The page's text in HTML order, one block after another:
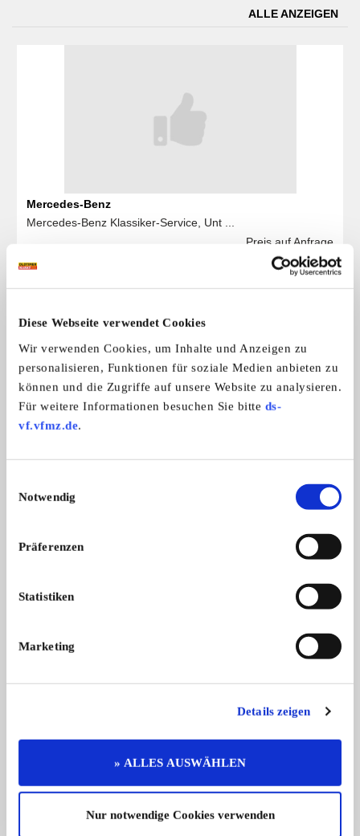
Diese Webseite verwendet Cookies
Wir verwenden Cookies, um Inhalte und Anzeigen zu
personalisieren, Funktionen für soziale Medien anbieten zu
können und die Zugriffe auf unsere Website zu analysieren.
Für weitere Informationen besuchen Sie bitte ds-
vf.vfmz.de.
Notwendig
Präferenzen
Statistiken
Marketing
Details zeigen
» ALLES AUSWÄHLEN
Nur notwendige Cookies verwenden
ALLE ANZEIGEN
Mercedes-Benz
Mercedes-Benz Klassiker-Service, Unt ...
Preis auf Anfrage
1
Karosseriewe ...
Bosch